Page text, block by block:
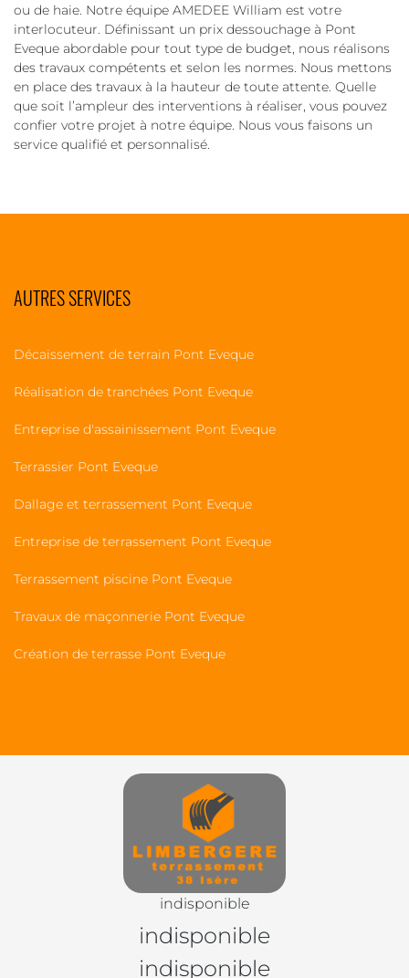
ou de haie. Notre équipe AMEDEE William est votre
interlocuteur. Définissant un prix dessouchage à Pont
Eveque abordable pour tout type de budget, nous réalisons
des travaux compétents et selon les normes. Nous mettons
en place des travaux à la hauteur de toute attente. Quelle
que soit l’ampleur des interventions à réaliser, vous pouvez
confier votre projet à notre équipe. Nous vous faisons un
service qualifié et personnalisé.
AUTRES SERVICES
Décaissement de terrain Pont Eveque
Réalisation de tranchées Pont Eveque
Entreprise d'assainissement Pont Eveque
Terrassier Pont Eveque
Dallage et terrassement Pont Eveque
Entreprise de terrassement Pont Eveque
Terrassement piscine Pont Eveque
Travaux de maçonnerie Pont Eveque
Création de terrasse Pont Eveque
indisponible
indisponible
indisponible